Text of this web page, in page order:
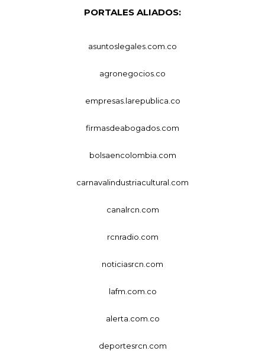
PORTALES ALIADOS:
asuntoslegales.com.co
agronegocios.co
empresas.larepublica.co
firmasdeabogados.com
bolsaencolombia.com
carnavalindustriacultural.com
canalrcn.com
rcnradio.com
noticiasrcn.com
lafm.com.co
alerta.com.co
deportesrcn.com